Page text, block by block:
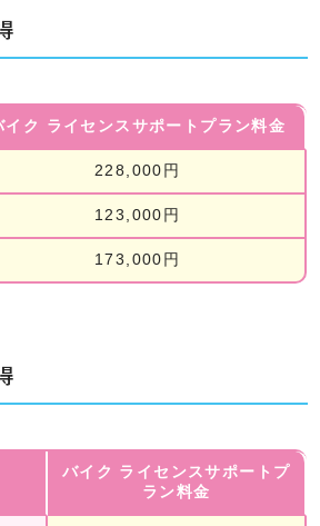
イク ライセンスサポートプラン料金
228,000円
123,000円
173,000円
バイク ライセンスサポートプ
ラン料金